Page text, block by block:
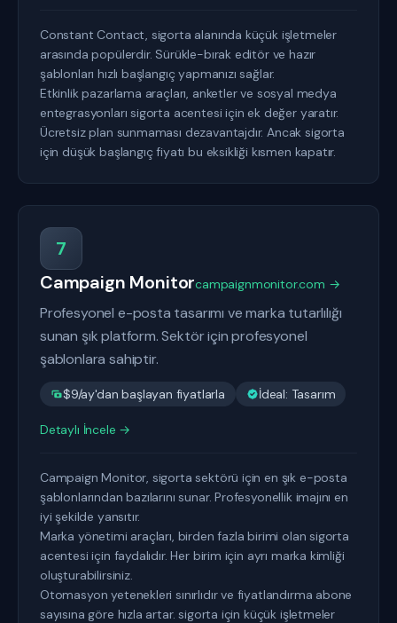
Constant Contact, sigorta alanında küçük işletmeler
arasında popülerdir. Sürükle-bırak editör ve hazır
şablonları hızlı başlangıç yapmanızı sağlar.
Etkinlik pazarlama araçları, anketler ve sosyal medya
entegrasyonları sigorta acentesi için ek değer yaratır.
Ücretsiz plan sunmaması dezavantajdır. Ancak sigorta
için düşük başlangıç fiyatı bu eksikliği kısmen kapatır.
7
Campaign Monitorcampaignmonitor.com →
Profesyonel e-posta tasarımı ve marka tutarlılığı
sunan şık platform. Sektör için profesyonel
şablonlara sahiptir.
$9/ay'dan başlayan fiyatlarla İdeal: Tasarım
Detaylı İncele →
Campaign Monitor, sigorta sektörü için en şık e-posta
şablonlarından bazılarını sunar. Profesyonellik imajını en
iyi şekilde yansıtır.
Marka yönetimi araçları, birden fazla birimi olan sigorta
acentesi için faydalıdır. Her birim için ayrı marka kimliği
oluşturabilirsiniz.
Otomasyon yetenekleri sınırlıdır ve fiyatlandırma abone
sayısına göre hızla artar. sigorta için küçük işletmeler